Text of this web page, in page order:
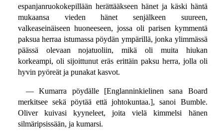
espanjanruokokepillään herättääkseen hänet ja käski häntä
mukaansa vieden hänet senjälkeen suureen,
valkeaseinäiseen huoneeseen, jossa oli parisen kymmentä
paksua herraa istumassa pöydän ympärillä, jonka ylimmässä
päässä olevaan nojatuoliin, mikä oli muita hiukan
korkeampi, oli sijoittunut eräs erittäin paksu herra, jolla oli
hyvin pyöreät ja punakat kasvot.
— Kumarra pöydälle [Englanninkielinen sana Board
merkitsee sekä pöytää että johtokuntaa.], sanoi Bumble.
Oliver kuivasi kyyneleet, joita vielä kimmelsi hänen
silmäripsissään, ja kumarsi.